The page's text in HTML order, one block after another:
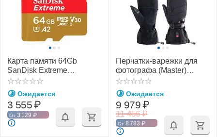
Карта памяти 64Gb
SanDisk Extreme
microSDXC Class 10
UHS-I U3 V30 A2
Ожидается
3 555₽
От 3 129 ₽
Перчатки-варежки для
фотографа (Master)
(PGYTECH)
Ожидается
11 456 ₽
9 979₽
От 8 783 ₽